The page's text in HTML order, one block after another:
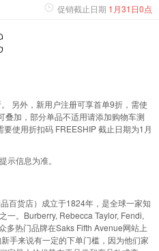
促销截止日期 1月31日0点
另外，新用户注册可享首单9折，需使
叠加，部分单品不适用请添加购物车测
使用折扣码 FREESHIP 截止日期为1月
示信息为准。
百货店）成立于1824年，是全球一家知
一。Burberry, Rebecca Taylor, Fendi,
多热门品牌在Saks Fifth Avenue网站上
手来说有一定的下单门槛，因为他们家